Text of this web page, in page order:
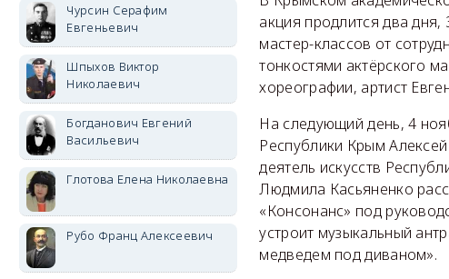
акция продлится два
мастер-классов от
тонкостями актёрского
хореографии, артист
На следующий день, 4
Республики Крым
деятель искусств
Людмила Касьяненко
«Консонанс» под
устроит музыкальный
медведем под диваном».
Чурсин Серафим
Евгеньевич
Шпыхов Виктор
Николаевич
Богданович Евгений
Васильевич
Глотова Елена Николаевна
Рубо Франц Алексеевич